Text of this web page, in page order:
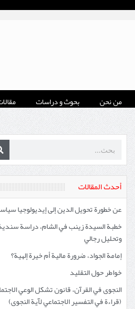
من نحن بحوث و دراسات
أحدث المقالات
عن خطورة تحويل الدين إلى إيديولوجيا
خطبة السيدة زينب في الشام، دراسة
وتحليل رجالي
إمامة الجواد، ضرورة مالية أم خيرة إلهية؟
خواطر حول التقليد
النجوى في القرآن، قانون تشكل الوعي
(قراءة في التفسير الاجتماعي لآية النجوى)